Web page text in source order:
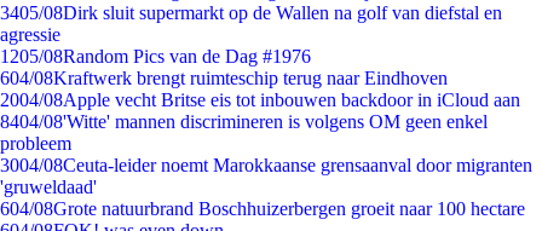
3405/08Dirk sluit supermarkt op de Wallen na golf van diefstal en
agressie
1205/08Random Pics van de Dag #1976
604/08Kraftwerk brengt ruimteschip terug naar Eindhoven
2004/08Apple vecht Britse eis tot inbouwen backdoor in iCloud aan
8404/08'Witte' mannen discrimineren is volgens OM geen enkel
probleem
3004/08Ceuta-leider noemt Marokkaanse grensaanval door migranten
'gruweldaad'
604/08Grote natuurbrand Boschhuizerbergen groeit naar 100 hectare